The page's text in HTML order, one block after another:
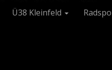
Ü38 Kleinfeld